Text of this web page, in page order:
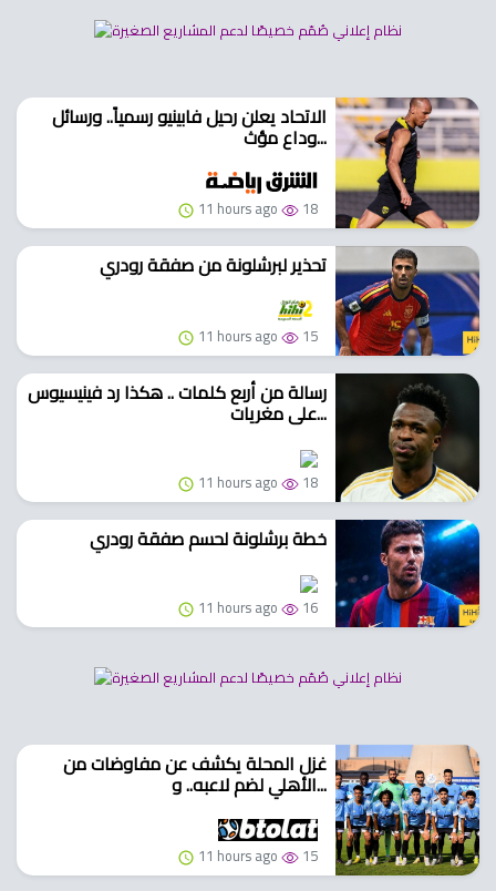
الاتحاد يعلن رحيل فابينيو رسمياً.. ورسائل
وداع مؤث...
11 hours ago 18
تحذير لبرشلونة من صفقة رودري
11 hours ago 15
رسالة من أربع كلمات .. هكذا رد فينيسيوس
على مغريات...
11 hours ago 18
خطة برشلونة لحسم صفقة رودري
11 hours ago 16
غزل المحلة يكشف عن مفاوضات من
الأهلي لضم لاعبه.. و...
11 hours ago 15